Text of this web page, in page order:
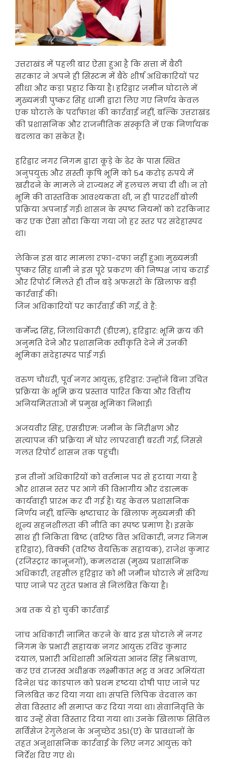
उत्तराखंड में पहली बार ऐसा हुआ है कि सत्ता में बैठी
सरकार ने अपने ही सिस्टम में बैठे शीर्ष अधिकारियों पर
सीधा और कड़ा प्रहार किया है। हरिद्वार ज़मीन घोटाले में
मुख्यमंत्री पुष्कर सिंह धामी द्वारा लिए गए निर्णय केवल
एक घोटाले के पर्दाफाश की कार्रवाई नहीं, बल्कि उत्तराखंड
की प्रशासनिक और राजनीतिक संस्कृति में एक निर्णायक
बदलाव का संकेत हैं।
हरिद्वार नगर निगम द्वारा कूड़े के ढेर के पास स्थित
अनुपयुक्त और सस्ती कृषि भूमि को 54 करोड़ रुपये में
खरीदने के मामले ने राज्यभर में हलचल मचा दी थी। न तो
भूमि की वास्तविक आवश्यकता थी, न ही पारदर्शी बोली
प्रक्रिया अपनाई गई। शासन के स्पष्ट नियमों को दरकिनार
कर एक ऐसा सौदा किया गया जो हर स्तर पर संदेहास्पद
था।
लेकिन इस बार मामला रफा-दफा नहीं हुआ। मुख्यमंत्री
पुष्कर सिंह धामी ने इस पूरे प्रकरण की निष्पक्ष जांच कराई
और रिपोर्ट मिलते ही तीन बड़े अफसरों के खिलाफ बड़ी
कार्रवाई की।
जिन अधिकारियों पर कार्रवाई की गई, वे हैं:
कर्मेन्द्र सिंह, जिलाधिकारी (डीएम), हरिद्वार: भूमि क्रय की
अनुमति देने और प्रशासनिक स्वीकृति देने में उनकी
भूमिका संदेहास्पद पाई गई।
वरुण चौधरी, पूर्व नगर आयुक्त, हरिद्वार: उन्होंने बिना उचित
प्रक्रिया के भूमि क्रय प्रस्ताव पारित किया और वित्तीय
अनियमितताओं में प्रमुख भूमिका निभाई।
अजयवीर सिंह, एसडीएम: जमीन के निरीक्षण और
सत्यापन की प्रक्रिया में घोर लापरवाही बरती गई, जिससे
गलत रिपोर्ट शासन तक पहुंची।
इन तीनों अधिकारियों को वर्तमान पद से हटाया गया है
और शासन स्तर पर आगे की विभागीय और दंडात्मक
कार्यवाही प्रारंभ कर दी गई है। यह केवल प्रशासनिक
निर्णय नहीं, बल्कि भ्रष्टाचार के खिलाफ मुख्यमंत्री की
शून्य सहनशीलता की नीति का स्पष्ट प्रमाण है। इसके
साथ ही निकिता बिष्ट (वरिष्ठ वित्त अधिकारी, नगर निगम
हरिद्वार), विक्की (वरिष्ठ वैयक्तिक सहायक), राजेश कुमार
(रजिस्ट्रार कानूनगों), कमलदास (मुख्य प्रशासनिक
अधिकारी, तहसील हरिद्वार को भी जमीन घोटाले में संदिग्ध
पाए जाने पर तुरंत प्रभाव से निलंबित किया है।
अब तक ये हो चुकी कार्रवाई
जांच अधिकारी नामित करने के बाद इस घोटाले में नगर
निगम के प्रभारी सहायक नगर आयुक्त रविंद्र कुमार
दयाल, प्रभारी अधिशासी अभियंता आनंद सिंह मिश्रवाण,
कर एवं राजस्व अधीक्षक लक्ष्मीकांत भट्ट व अवर अभियंता
दिनेश चंद्र कांडपाल को प्रथम दृष्टया दोषी पाए जाने पर
निलंबित कर दिया गया था। संपत्ति लिपिक वेदवाल का
सेवा विस्तार भी समाप्त कर दिया गया था। सेवानिवृत्ति के
बाद उन्हें सेवा विस्तार दिया गया था। उनके खिलाफ सिविल
सर्विसेज रेगुलेशन के अनुच्छेद 351(ए) के प्रावधानों के
तहत अनुशासनिक कार्रवाई के लिए नगर आयुक्त को
निर्देश दिए गए थे।